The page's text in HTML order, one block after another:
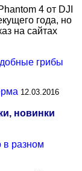
4 от DJI
года, но
на сайтах
грибы
12.03.2016
новинки
в разном